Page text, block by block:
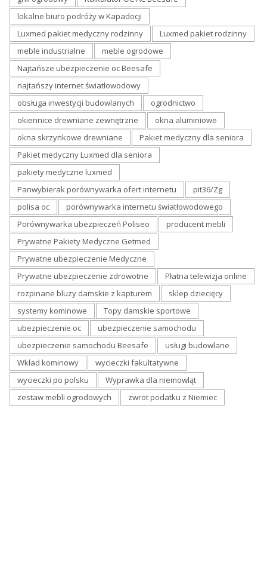
lokalne biuro podróży w Kapadocji
Luxmed pakiet medyczny rodzinny
Luxmed pakiet rodzinny
meble industrialne
meble ogrodowe
Najtańsze ubezpieczenie oc Beesafe
najtańszy internet światłowodowy
obsługa inwestycji budowlanych
ogrodnictwo
okiennice drewniane zewnętrzne
okna aluminiowe
okna skrzynkowe drewniane
Pakiet medyczny dla seniora
Pakiet medyczny Luxmed dla seniora
pakiety medyczne luxmed
Panwybierak porównywarka ofert internetu
pit36/Zg
polisa oc
porównywarka internetu światłowodowego
Porównywarka ubezpieczeń Poliseo
producent mebli
Prywatne Pakiety Medyczne Getmed
Prywatne ubezpieczenie Medyczne
Prywatne ubezpieczenie zdrowotne
Płatna telewizja online
rozpinane bluzy damskie z kapturem
sklep dziecięcy
systemy kominowe
Topy damskie sportowe
ubezpieczenie oc
ubezpieczenie samochodu
ubezpieczenie samochodu Beesafe
usługi budowlane
Wkład kominowy
wycieczki fakultatywne
wycieczki po polsku
Wyprawka dla niemowląt
zestaw mebli ogrodowych
zwrot podatku z Niemiec